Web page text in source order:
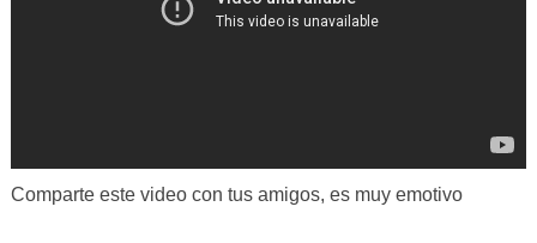
Comparte este video con tus amigos, es muy emotivo